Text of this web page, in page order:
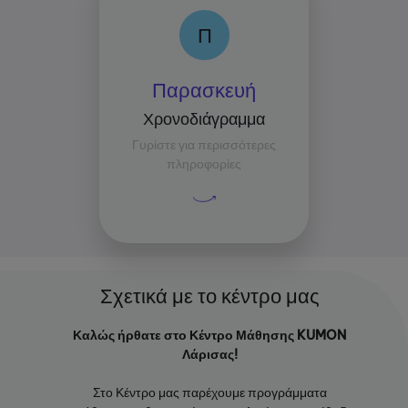
Π
Παρασκευή
Χρονοδιάγραμμα
Γυρίστε για περισσότερες
πληροφορίες
Π
Ώρες μαθημάτων
Μεταξύ 15:00 και 19:00
Μέσος χρόνος μελέτης
ανά μάθημα:
Σχετικά με το κέντρο μας
Καλώς ήρθατε στο Κέντρο Μάθησης KUMON
Λάρισας!
Στο Κέντρο μας παρέχουμε προγράμματα